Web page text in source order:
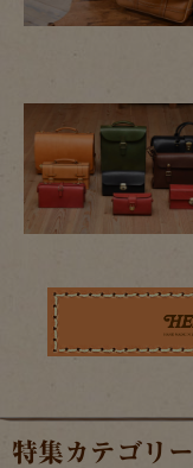
特集カテゴリー